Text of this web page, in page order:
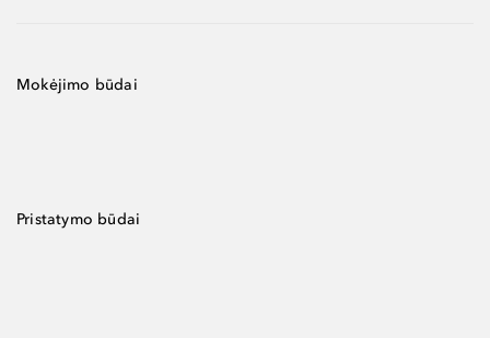
Mokėjimo būdai
Pristatymo būdai